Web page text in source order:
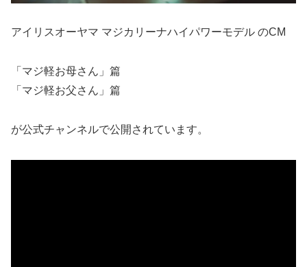
アイリスオーヤマ マジカリーナハイパワーモデル のCM
「マジ軽お母さん」篇
「マジ軽お父さん」篇
が公式チャンネルで公開されています。